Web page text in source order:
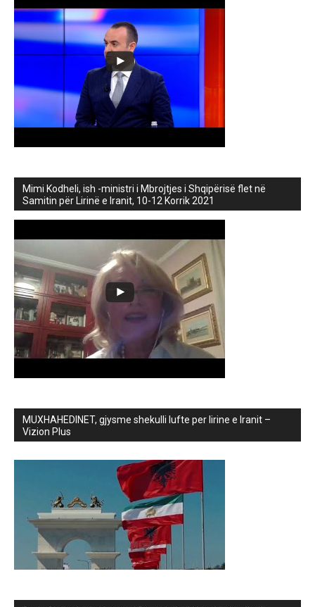
Mimi Kodheli, ish -ministri i Mbrojtjes i Shqipërisë flet në
Samitin për Lirinë e Iranit, 10-12 Korrik 2021
MUXHAHEDINET, gjysme shekulli lufte per lirine e Iranit –
Vizion Plus